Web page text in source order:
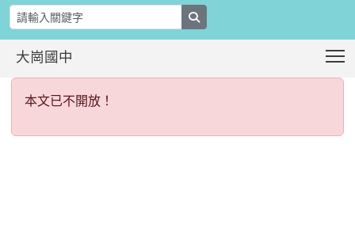
大崗國中
:::本文已不開放！
本文已不開放！